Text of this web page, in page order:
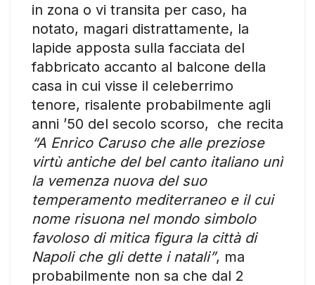
in zona o vi transita per caso, ha
notato, magari distrattamente, la
lapide apposta sulla facciata del
fabbricato accanto al balcone della
casa in cui visse il celeberrimo
tenore, risalente probabilmente agli
anni ’50 del secolo scorso, che recita
“A Enrico Caruso che alle preziose
virtù antiche del bel canto italiano unì
la vemenza nuova del suo
temperamento mediterraneo e il cui
nome risuona nel mondo simbolo
favoloso di mitica figura la città di
Napoli che gli dette i natali”, ma
probabilmente non sa che dal 2